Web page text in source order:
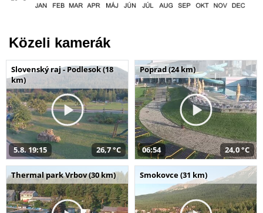
Közeli kamerák
Slovenský raj - Podlesok (18
km)
5.8. 19:15 26,7 °C
Poprad (24 km)
06:54 24,0 °C
Thermal park Vrbov (30 km) Smokovce (31 km)